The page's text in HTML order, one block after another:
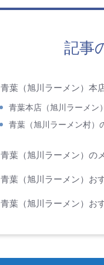
記事
青葉（旭川ラーメン）本
青葉本店（旭川ラーメン
青葉（旭川ラーメン村）
青葉（旭川ラーメン）の
青葉（旭川ラーメン）お
青葉（旭川ラーメン）お